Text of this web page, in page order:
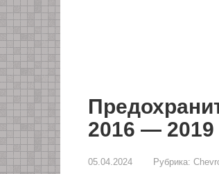
2016 — 2019
05.04.2024 Рубрика: